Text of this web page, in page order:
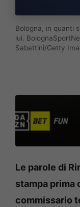
Bologna, in quanti
lui.
Sabattini/Getty
Le parole di
stampa prima
commissario